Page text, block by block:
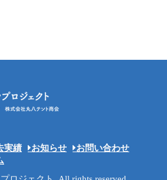
実績 お知らせ
お問い合わせ